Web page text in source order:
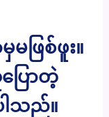
ဖြစ်ဖူး။
ောတဲ့
သည်။